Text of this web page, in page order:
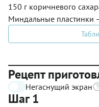
150 г коричневого
Миндальные пластинки
Рецепт
Негаснущий экран
Шаг 1